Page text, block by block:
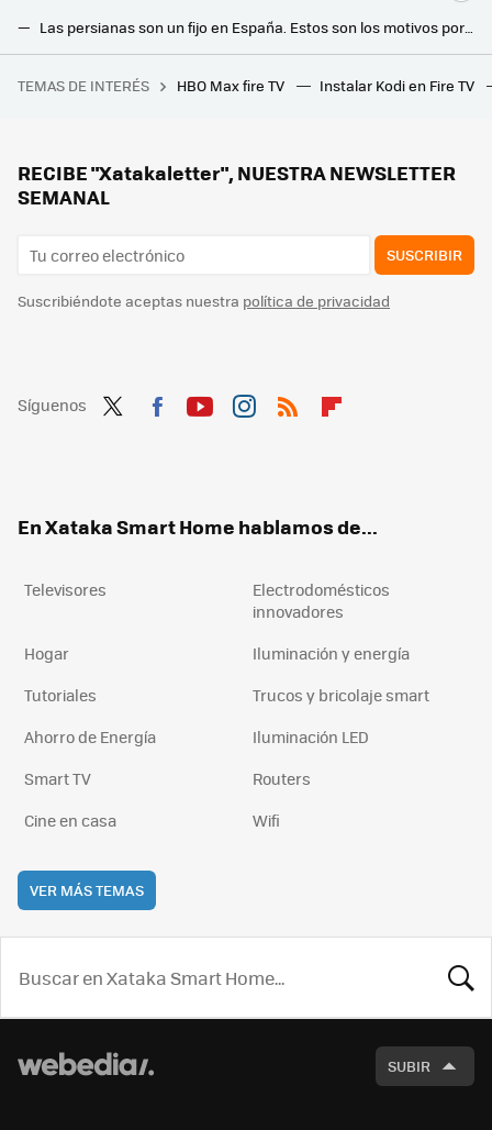
Las persianas son un fijo en España. Estos son los motivos por los que (casi) no se usan fuera de nuestras fronteras
España es diferente hasta para limpiar la casa. Estas son las manías más locas que tenemos para dejar el hogar como nuevo
10 apps maravillosas de Mac que aún no tienen equivalente de la misma calidad en Windows
TEMAS DE INTERÉS HBO Max fire TV Instalar Kodi en Fire TV
RECIBE "Xatakaletter", NUESTRA NEWSLETTER
SEMANAL
SUSCRIBIR
Suscribiéndote aceptas nuestra política de privacidad
Síguenos
En Xataka Smart Home hablamos de...
Televisores
Electrodomésticos
innovadores
Hogar
Iluminación y energía
Tutoriales
Trucos y bricolaje smart
Ahorro de Energía
Iluminación LED
Smart TV
Routers
Cine en casa
Wifi
VER MÁS TEMAS
SUBIR